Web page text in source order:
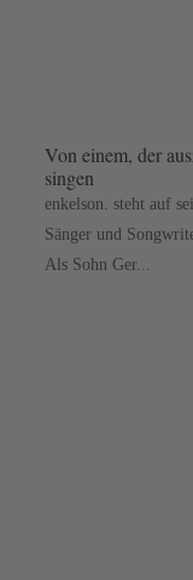
Von einem, der
singen
enkelson. steht auf
Sänger und
Als Sohn Ger...